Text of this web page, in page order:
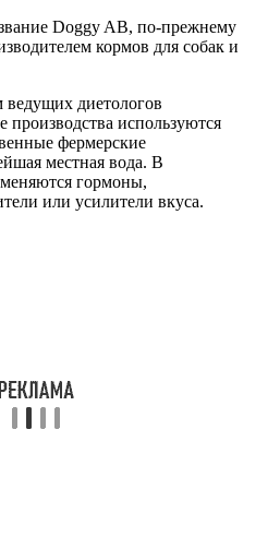
Doggy AB, по-прежнему
кормов для собак и
ведущих диетологов
производства используются
фермерские
местная вода. В
гормоны,
или усилители вкуса.